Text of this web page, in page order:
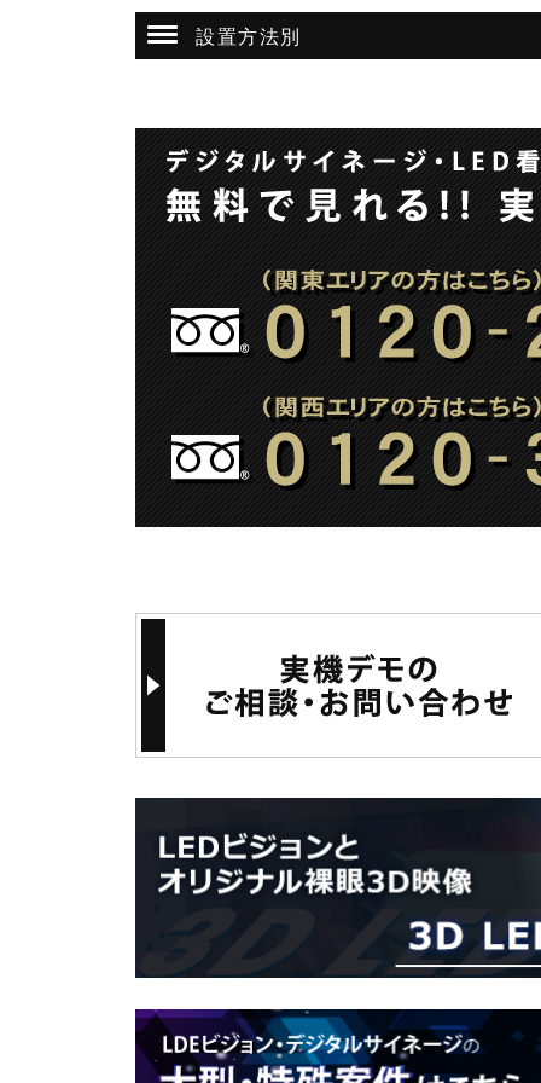
設置方法別